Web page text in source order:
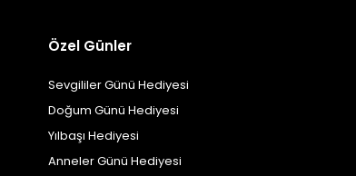
Özel Günler
Sevgililer Günü Hediyesi
Doğum Günü Hediyesi
Yılbaşı Hediyesi
Anneler Günü Hediyesi